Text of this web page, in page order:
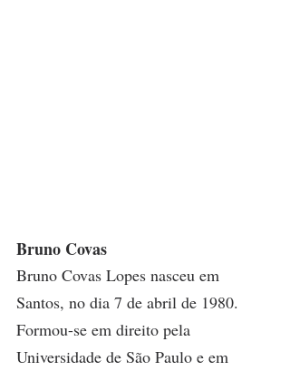
Bruno Covas
Bruno Covas Lopes nasceu em
Santos, no dia 7 de abril de 1980.
Formou-se em direito pela
Universidade de São Paulo e em